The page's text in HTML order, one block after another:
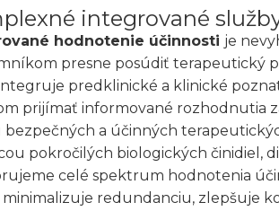
integrované
hodnotenie účinnosti je
presne posúdiť terapeutický
predklinické a klinické
prijímať informované rozhodnutia
bezpečných a účinných
pokročilých biologických činidiel,
celé spektrum hodnotenia
minimalizuje redundanciu, zlepšuje